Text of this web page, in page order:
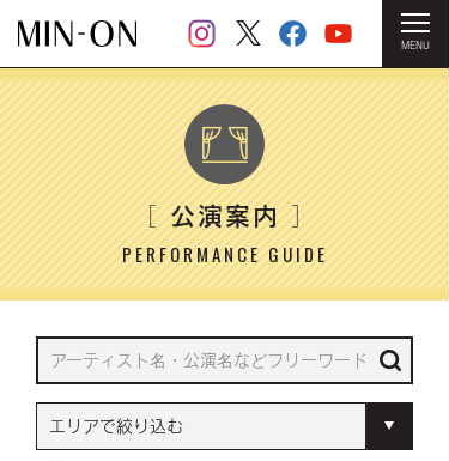
MENU
HOME ＞ 公演案内
［公演案内］
PERFORMANCE GUIDE